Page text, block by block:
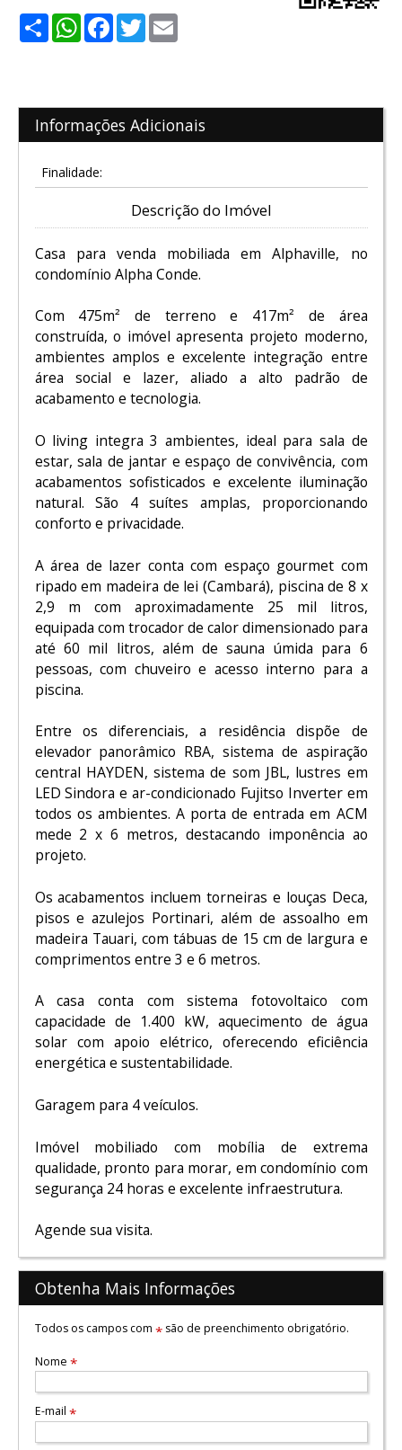
ShareWhatsApp
Facebook
Twitter
Informações Adicionais
Finalidade:
Descrição do Imóvel
Casa para venda mobiliada emAlphaville, no
condomínio Alpha Conde.
Com 475m² de terreno e 417m² de área
construída, o imóvel apresenta projeto moderno,
ambientes amplos e excelente integração entre
área social e lazer, aliado a alto padrão de
acabamento e tecnologia.
O living integra 3 ambientes, ideal para sala de
estar, sala de jantar e espaço de convivência, com
acabamentos sofisticados e excelente iluminação
natural. São 4 suítes amplas, proporcionando
conforto e privacidade.
A área de lazer conta com espaço gourmet com
ripado em madeira de lei (Cambará), piscina de 8 x
2,9 m com aproximadamente 25 mil litros,
equipada com trocador de calor dimensionado para
até 60 mil litros, além de sauna úmida para 6
pessoas, com chuveiro e acesso interno para a
piscina.
Entre os diferenciais, a residência dispõe de
elevador panorâmico RBA, sistema de aspiração
central HAYDEN, sistema de som JBL, lustres em
LED Sindora e ar-condicionado Fujitso Inverter em
todos os ambientes. A porta de entrada em ACM
mede 2 x 6 metros, destacando imponência ao
projeto.
Os acabamentos incluem torneiras e louças Deca,
pisos e azulejos Portinari, além de assoalho em
madeira Tauari, com tábuas de 15 cm de largura e
comprimentos entre 3 e 6 metros.
A casa conta com sistema fotovoltaico com
capacidade de 1.400 kW, aquecimento de água
solar com apoio elétrico, oferecendo eficiência
energética e sustentabilidade.
Garagem para 4 veículos.
Imóvel mobiliado com mobília de extrema
qualidade, pronto para morar, em condomínio com
segurança 24 horas e excelente infraestrutura.
Agende sua visita.
Obtenha Mais Informações
Todos os campos com *são de preenchimento obrigatório.
Nome *
E-mail *